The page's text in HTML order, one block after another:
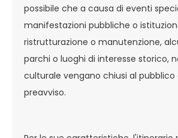
possibile che a causa di eventi
manifestazioni pubbliche o
ristrutturazione o manutenzione,
parchi o luoghi di interesse storico,
culturale vengano chiusi al pubblico
preavviso.